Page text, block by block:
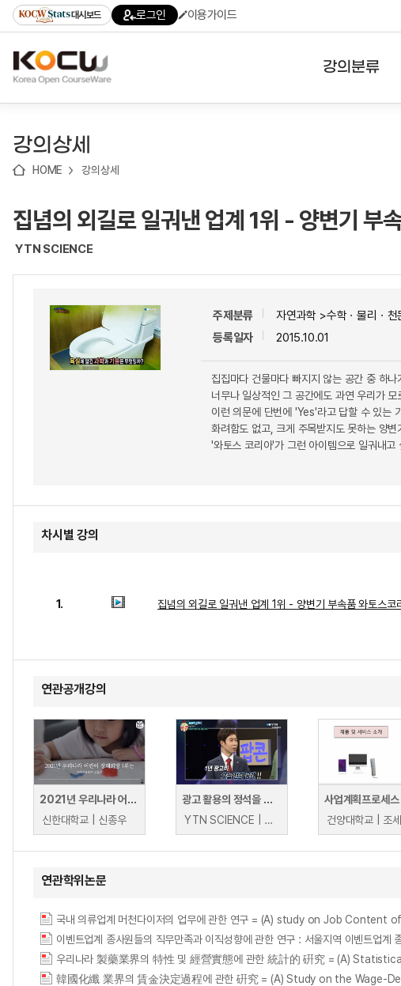
기
기
기
content)
가
대시보드 로그인 이용가이드
강의분류
테마강의
강의상세
HOME 강의상세
집념의 외길로 일궈낸 업계 1위 - 양변기 부
YTN SCIENCE
주제분류
자연과학 >수학ㆍ물리ㆍ
등록일자
2015.10.01
집집마다 건물마다 빠지지 않는 공간 중 하나
너무나 일상적인 그 공간에도 과연 우리가
이런 의문에 단번에 'Yes'라고 답할 수 있는
화려함도 없고, 크게 주목받지도 못하는 양변
'와토스 코리아'가 그런 아이템으로 일궈내
차시별 강의
1. 집념의 외길로 일궈낸 업계 1위 - 양변기 부속품 와토스코
연관공개강의
2021년 우리나라 어린이장래희망 1위는
신한대학교 | 신종우
광고 활용의 정석을 보여준 대리운전 업계의 신화, 김동근 대표
YTN SCIENCE | YTN SCIENCE
사업계획프로세스
건양대학교 | 조
연관학위논문
국내 의류업계 머천다이저의 업무에 관한 연구 = (A) study on Job
우리나라 製藥業界의 特性 및 經營實態에 관한 統計的 硏究 = (A)
韓國化纖 業界의 賃金決定過程에 관한 硏究 = (A) Study on the